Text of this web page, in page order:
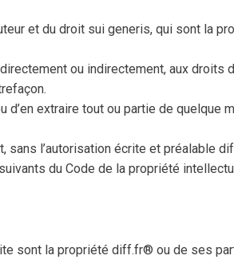
et du droit sui generis, qui sont la
ou indirectement, aux droits
extraire tout ou partie de quelque
l’autorisation écrite et préalable
du Code de la propriété
sont la propriété diff.fr® ou de ses